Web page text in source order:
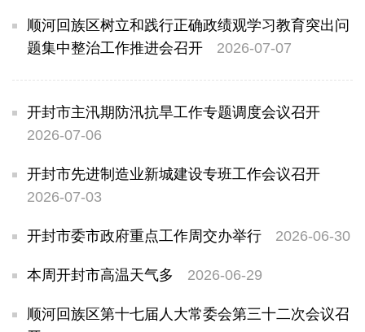
顺河回族区树立和践行正确政绩观学习教育突出问
题集中整治工作推进会召开
2026-07-07
开封市主汛期防汛抗旱工作专题调度会议召开
2026-07-06
开封市先进制造业新城建设专班工作会议召开
2026-07-03
开封市委市政府重点工作周交办举行 2026-06-30
本周开封市高温天气多 2026-06-29
顺河回族区第十七届人大常委会第三十二次会议召